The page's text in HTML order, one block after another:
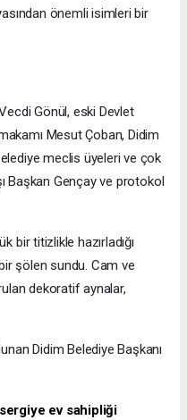
önemli isimleri bir
Gönül, eski Devlet
Mesut Çoban, Didim
meclis üyeleri ve çok
Başkan Gençay ve protokol
bir titizlikle hazırladığı
şölen sundu. Cam ve
dekoratif aynalar,
Didim Belediye Başkanı
ev sahipliği